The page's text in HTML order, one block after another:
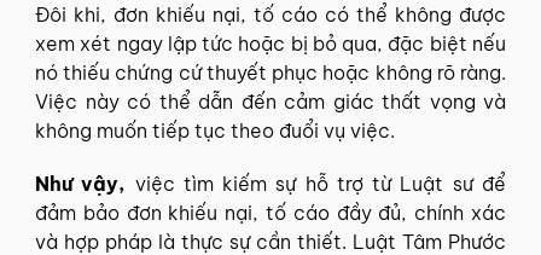
Đôi khi, đơn khiếu nại, tố cáo có thể không được
xem xét ngay lập tức hoặc bị bỏ qua, đặc biệt nếu
nó thiếu chứng cứ thuyết phục hoặc không rõ ràng.
Việc này có thể dẫn đến cảm giác thất vọng và
không muốn tiếp tục theo đuổi vụ việc.
Như vậy, việc tìm kiếm sự hỗ trợ từ Luật sư để
đảm bảo đơn khiếu nại, tố cáo đầy đủ, chính xác
và hợp pháp là thực sự cần thiết. Luật Tâm Phước